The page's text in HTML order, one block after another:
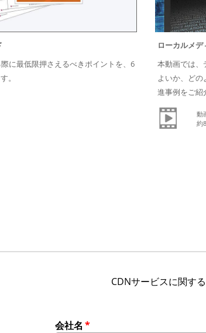
に最低限押さえるべきポイントを、6
。
ローカルメ
本動画では、
よいか、ど
進事例をご紹
動
約
CDNサービスに関す
会社名 *